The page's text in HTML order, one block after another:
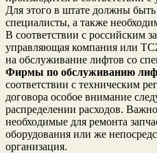
Для этого в штате должны
специалисты, а также
В соответствии с российским
управляющая компания или
на обслуживание лифтов со
Фирмы по обслуживанию
соответствии с техническим
договора особое внимание
распределении расходов.
необходимые для ремонта
оборудования или же
организация.